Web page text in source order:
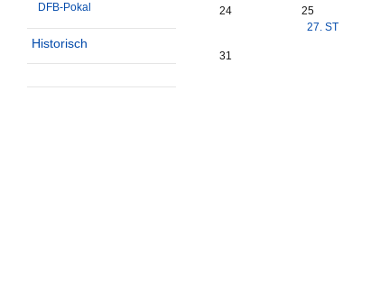
DFB-Pokal
Historisch
24
25
27. ST
31